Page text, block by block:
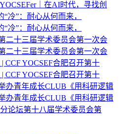
｜在AI时代，寻找创
“冷”：耐心从何而来，
“冷”：耐心从何而来，
二十三届学术委员会第一次会
二十三届学术委员会第一次会
| CCF YOCSEF合肥召开第十
| CCF YOCSEF合肥召开第十
办青年成长CLUB《用科研逻辑
办青年成长CLUB《用科研逻辑
分论坛第十八届学术委员会第